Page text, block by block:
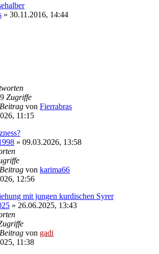
» 30.11.2016, 14:44
Zugriffe
von Fierrabras
11:15
» 09.03.2026, 13:58
von karima66
12:56
mit jungen kurdischen Syrer
» 26.06.2025, 13:43
von gadi
11:38